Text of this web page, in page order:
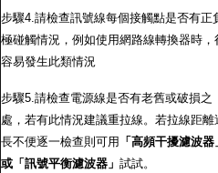
步驟4.請檢查訊號線每個接觸點是否有正
極碰觸情況，例如使用網路線轉換器時，
容易發生此類情況
步驟5.請檢查電源線是否有老舊或破損之
處，若有此情況建議重拉線。若拉線距離
長不便逐一檢查則可用 「高頻干擾濾波器
或「訊號平衡濾波器」 試試。